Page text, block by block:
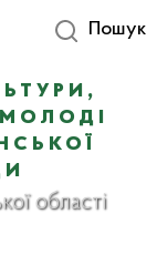
області
Пошук